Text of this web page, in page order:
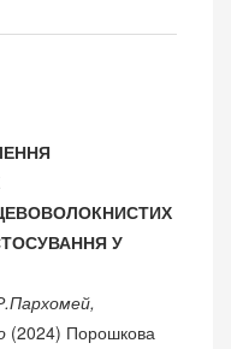
У
(2024) Порошкова